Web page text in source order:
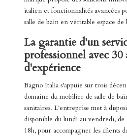
italien et fonctionnalités avancées
salle de bain en véritable espace
La garantie d'un
professionnel avec 30
d'expérience
Bagno Italia s'appuie sur trois
domaine du mobilier de salle de
sanitaires. L'entreprise met à
disponible du lundi au vendredi, de
18h, pour accompagner les clients